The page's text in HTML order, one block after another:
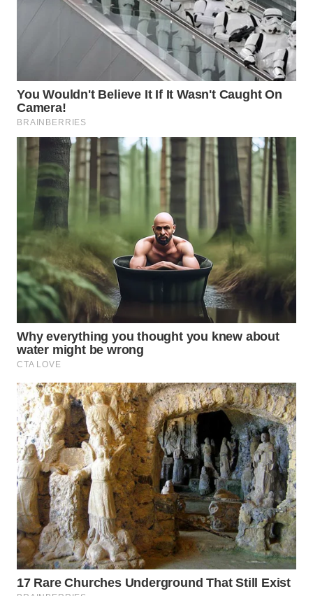
WN
BOGOR
WN
TAPANULI
UTARA
WN
SAMOSIR
WN
PADANG
LAWAS
WN
SUMEDANG
WN
CIANJUR
WN
KEPULAUAN
SERIBU
WN
TANGERANG
WN
BINJAI
WN
CIREBON